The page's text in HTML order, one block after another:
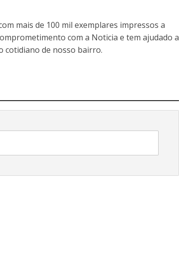
mais de 100 mil exemplares impressos a
com a Noticia e tem ajudado a
cotidiano de nosso bairro.